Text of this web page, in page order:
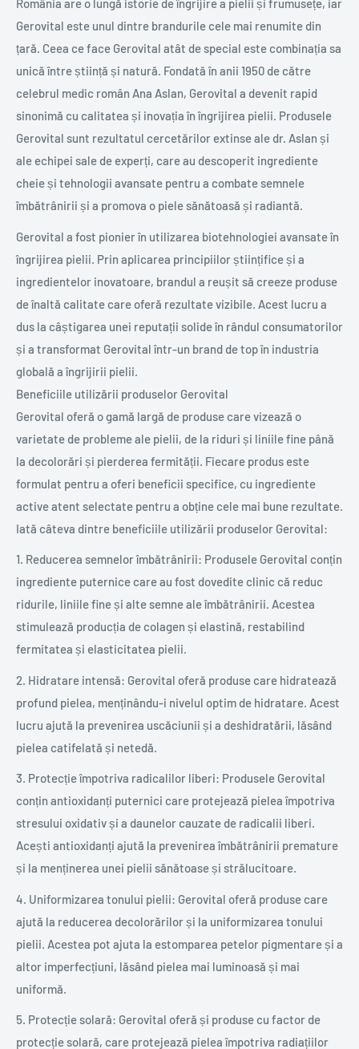
România are o lungă istorie de îngrijire a pielii și frumusețe, iar
Gerovital este unul dintre brandurile cele mai renumite din
țară. Ceea ce face Gerovital atât de special este combinația sa
unică între știință și natură. Fondată în anii 1950 de către
celebrul medic român Ana Aslan, Gerovital a devenit rapid
sinonimă cu calitatea și inovația în îngrijirea pielii. Produsele
Gerovital sunt rezultatul cercetărilor extinse ale dr. Aslan și
ale echipei sale de experți, care au descoperit ingrediente
cheie și tehnologii avansate pentru a combate semnele
îmbătrânirii și a promova o piele sănătoasă și radiantă.
Gerovital a fost pionier în utilizarea biotehnologiei avansate în
îngrijirea pielii. Prin aplicarea principiilor științifice și a
ingredientelor inovatoare, brandul a reușit să creeze produse
de înaltă calitate care oferă rezultate vizibile. Acest lucru a
dus la câștigarea unei reputații solide în rândul consumatorilor
și a transformat Gerovital într-un brand de top în industria
globală a îngrijirii pielii.
Beneficiile utilizării produselor Gerovital
Gerovital oferă o gamă largă de produse care vizează o
varietate de probleme ale pielii, de la riduri și liniile fine până
la decolorări și pierderea fermității. Fiecare produs este
formulat pentru a oferi beneficii specifice, cu ingrediente
active atent selectate pentru a obține cele mai bune rezultate.
Iată câteva dintre beneficiile utilizării produselor Gerovital:
1. Reducerea semnelor îmbătrânirii: Produsele Gerovital conțin
ingrediente puternice care au fost dovedite clinic că reduc
ridurile, liniile fine și alte semne ale îmbătrânirii. Acestea
stimulează producția de colagen și elastină, restabilind
fermitatea și elasticitatea pielii.
2. Hidratare intensă: Gerovital oferă produse care hidratează
profund pielea, menținându-i nivelul optim de hidratare. Acest
lucru ajută la prevenirea uscăciunii și a deshidratării, lăsând
pielea catifelată și netedă.
3. Protecție împotriva radicalilor liberi: Produsele Gerovital
conțin antioxidanți puternici care protejează pielea împotriva
stresului oxidativ și a daunelor cauzate de radicalii liberi.
Acești antioxidanți ajută la prevenirea îmbătrânirii premature
și la menținerea unei pielii sănătoase și strălucitoare.
4. Uniformizarea tonului pielii: Gerovital oferă produse care
ajută la reducerea decolorărilor și la uniformizarea tonului
pielii. Acestea pot ajuta la estomparea petelor pigmentare și a
altor imperfecțiuni, lăsând pielea mai luminoasă și mai
uniformă.
5. Protecție solară: Gerovital oferă și produse cu factor de
protecție solară, care protejează pielea împotriva radiațiilor